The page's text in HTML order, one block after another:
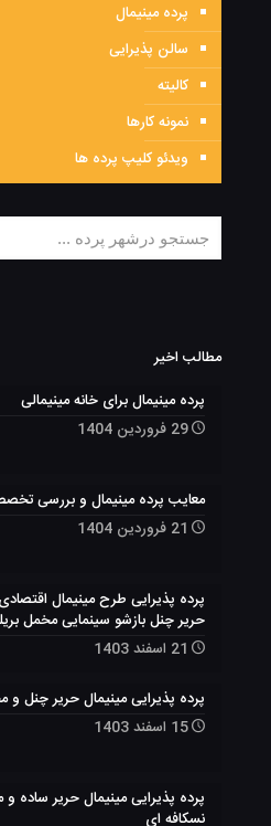
پرده مینیمال
سالن پذیرایی
کالیته
نمونه کارها
ویدئو کلیپ پرده ها
جستجو
مطالب اخیر
پرده مینیمال برای خانه مینیمالی
29 فروردین 1404
معایب پرده مینیمال و بررسی
21 فروردین 1404
پرده پذیرایی طرح مینیمال
حریر چنل بازشو سینمایی مخمل
21 اسفند 1403
پرده پذیرایی مینیمال حریر چنل و
15 اسفند 1403
پرده پذیرایی مینیمال حریر ساده
نسکافه ای